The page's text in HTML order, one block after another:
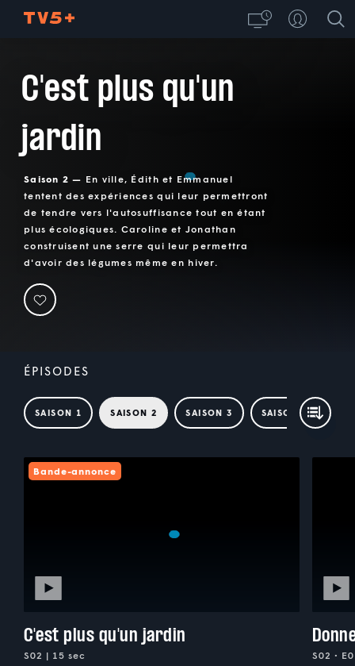
C'est plus qu'un
jardin
Saison 2 — En ville, Édith et Emmanuel
tentent des expériences qui leur permettront
de tendre vers l'autosuffisance tout en étant
plus écologiques. Caroline et Jonathan
construisent une serre qui leur permettra
d'avoir des légumes même en hiver.
ÉPISODES
SAISON 1 SAISON 2 SAISON 3 SAISON 4
Bande-annonce
C'est plus qu'un jardin
S02 | 15 sec S02 •